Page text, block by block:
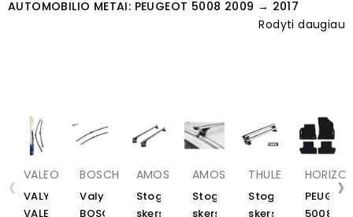
AUTOMOBILIO METAI: PEUGEOT 5008 2009 → 2017
Rodyti daugiau
VALEO
VALYTUVAI
VALEO
BOSCH
Valytuvai
BOSCH
AMOS
Stogo
skersiniai
AMOS
Stogo
skersiniai
THULE
Stogo
skersiniai
5008
‹ ›